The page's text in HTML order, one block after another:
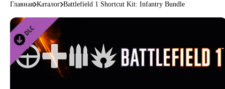
Главная Каталог Battlefield 1 Shortcut Kit: Infantry Bundle